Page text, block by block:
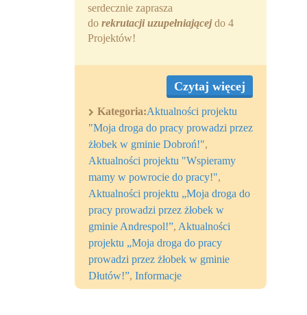
serdecznie zaprasza
do rekrutacji uzupełniającejdo 4
Projektów!
Czytaj więcej
Kategoria:Aktualności projektu
"Moja droga do pracy prowadzi przez
żłobek w gminie Dobroń!",
Aktualności projektu "Wspieramy
mamy w powrocie do pracy!",
Aktualności projektu „Moja droga do
pracy prowadzi przez żłobek w
gminie Andrespol!”, Aktualności
projektu „Moja droga do pracy
prowadzi przez żłobek w gminie
Dłutów!”, Informacje